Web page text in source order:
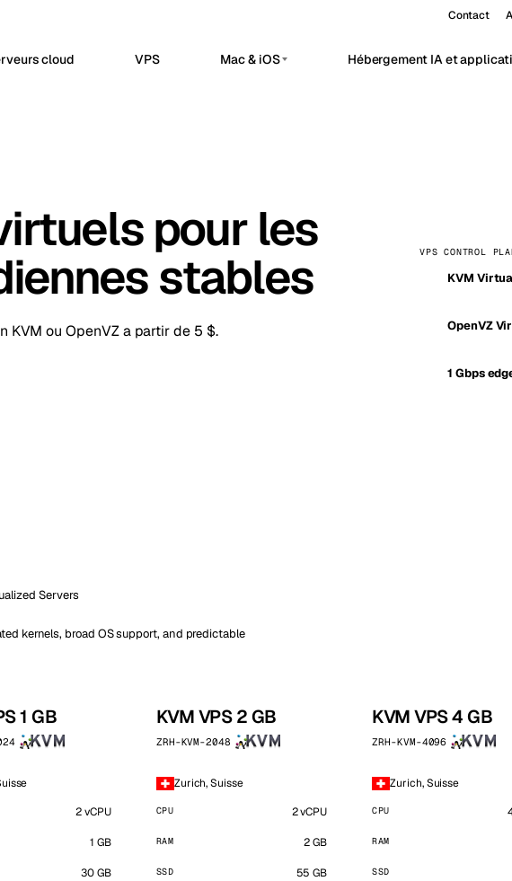
Contact
Dublin Frankfurt
Istanbul Turquie Keflavik Islande Kyiv
Lisbon Portugal London
cloud VPS Mac & iOS Hébergement IA et
OpenClaw Hébergé
Un plan de controle heberge pour les
applications internes et les operations de
Uptime Kuma Hébergé
Serveur GPU DeepSeek
Workloads de raisonnement
Serveur IA GPU
Infrastructure GPU dédiée
pour les
stables
KVM ou OpenVZ a partir de 5 $.
VPS CONTROL
KVM
OpenVZ
1 Gbps
Servers
kernels, broad OS support, and predictable
1 GB
2 vCPU
1 GB
30 GB
KVM VPS 2 GB
ZRH-KVM-2048
Zurich, Suisse
CPU 2 vCPU
RAM 2 GB
SSD 55 GB
KVM VPS 4 GB
ZRH-KVM-4096
Zurich, Suisse
CPU
RAM
SSD